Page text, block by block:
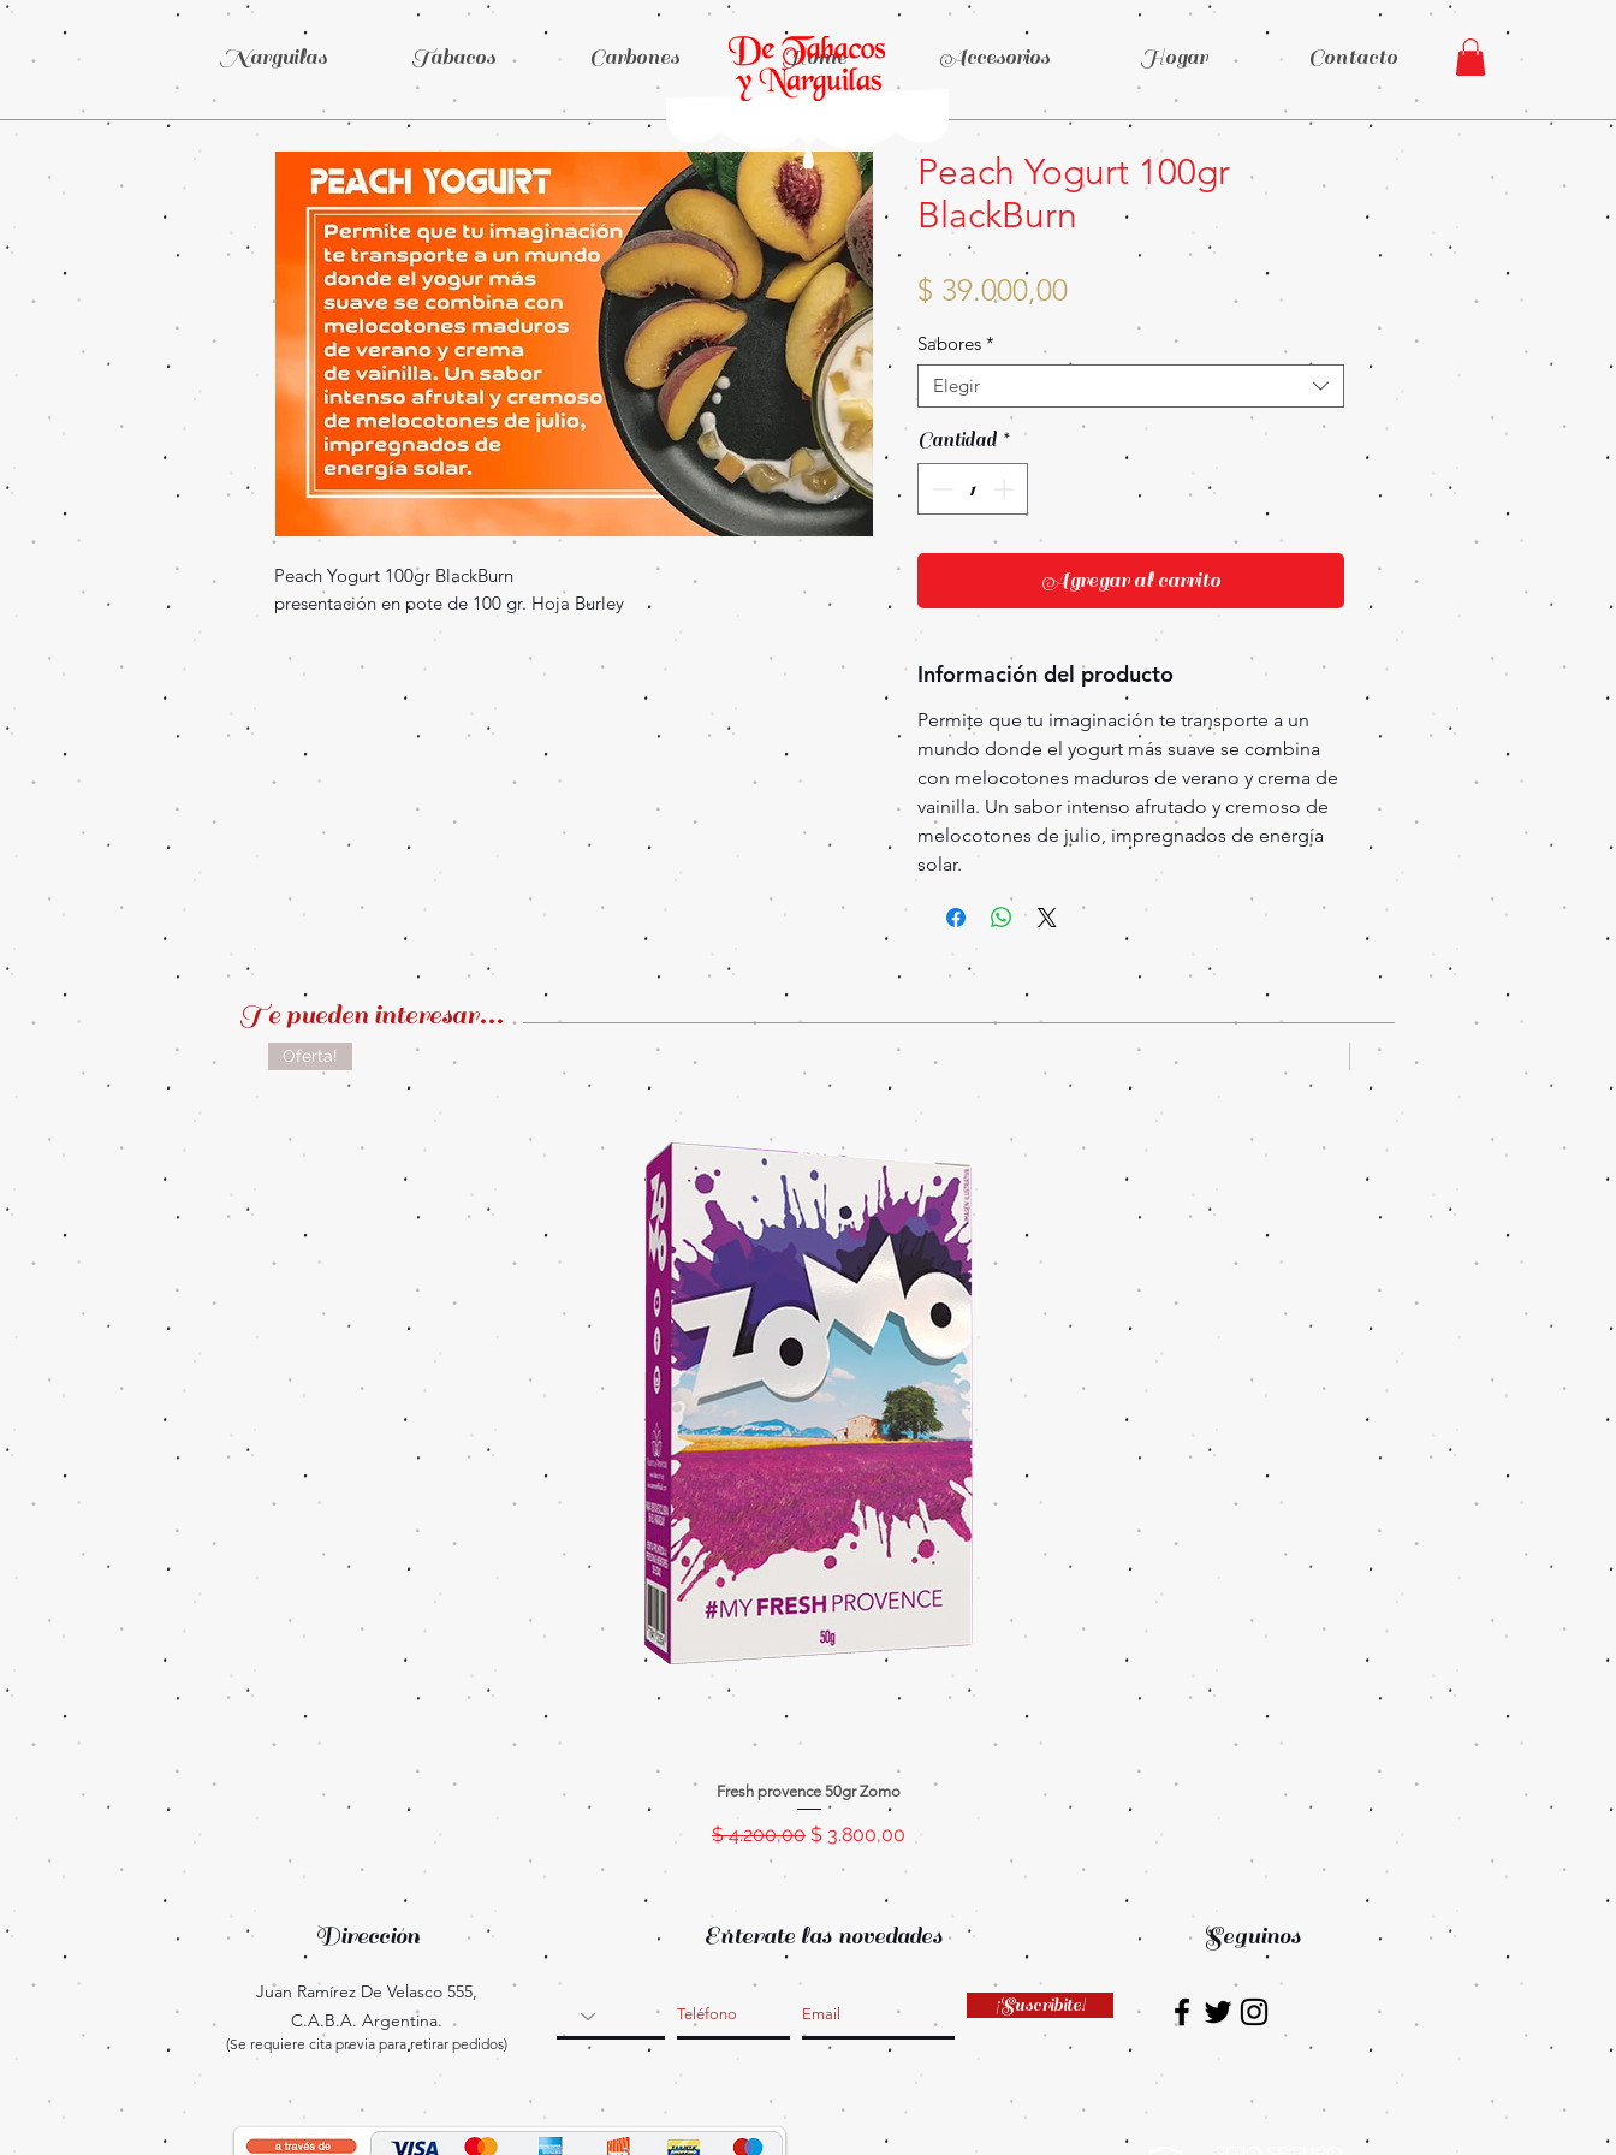
Narguilas Tabacos Carbones Home Accesorios Hogar Contacto
Peach Yogurt 100gr BlackBurn
presentación en pote de 100 gr. Hoja Burley
Peach Yogurt 100gr
BlackBurn
$ 39.000,00Precio
Sabores *
Elegir
Cantidad *
Agregar al carrito
Información del producto
Permite que tu imaginación te transporte a un
mundo donde el yogurt más suave se combina
con melocotones maduros de verano y crema de
vainilla. Un sabor intenso afrutado y cremoso de
melocotones de julio, impregnados de energía
solar.
Oferta!
Fresh provence 50gr Zomo
Precio
$ 4.200,00 Precio de oferta
$ 3.800,00
Oferta!
Te pueden interesar...
Dirección
Juan Ramírez De Velasco 555,
C.A.B.A. Argentina.
(Se requiere cita previa para retirar pedidos)
¡Suscribite!
Enterate las novedades Seguinos